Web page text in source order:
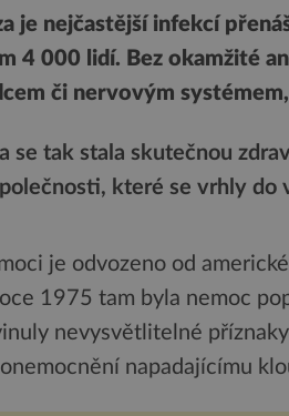
je nejčastější infekcí
4 000 lidí. Bez okamžité
či nervovým
se tak stala skutečnou
které se vrhly do
je odvozeno od
1975 tam byla nemoc
nevysvětlitelné
napadajícímu